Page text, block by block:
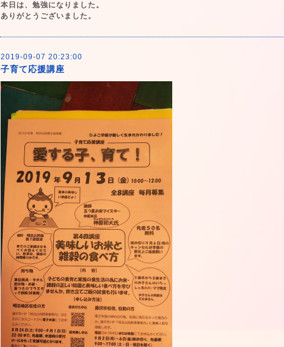
本日は、 勉強になりました。
ありがとうございました。
2019-09-07 20:23:00
子育て応援講座